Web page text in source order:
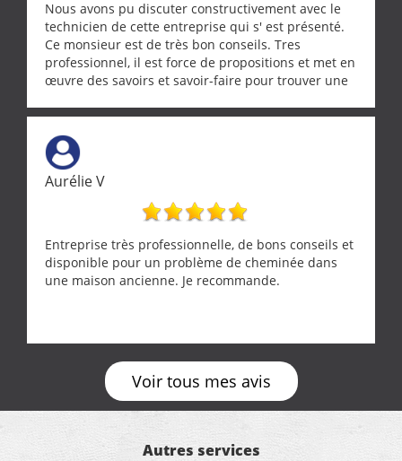
Nous avons pu discuter constructivement avec le
technicien de cette entreprise qui s' est présenté.
Ce monsieur est de très bon conseils. Tres
professionnel, il est force de propositions et met en
œuvre des savoirs et savoir-faire pour trouver une
demande de l écoute et de la considération, ce qui
ne se trouve que chez les pationnés de leur métier.
Merci a ce monsieur pour sa disponibilité
Aurélie V
Entreprise très professionnelle, de bons conseils et
disponible pour un problème de cheminée dans
une maison ancienne. Je recommande.
Voir tous mes avis
Autres services